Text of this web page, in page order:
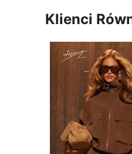
Klienci